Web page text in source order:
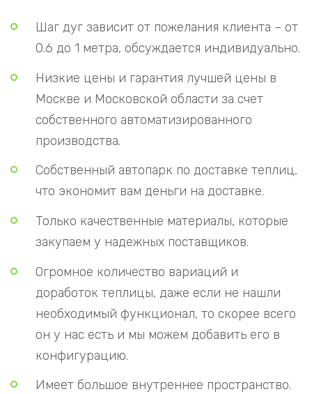
Шаг дуг зависит от пожелания клиента – от
0.6 до 1 метра, обсуждается индивидуально.
Низкие цены и гарантия лучшей цены в
Москве и Московской области за счет
собственного автоматизированного
производства.
Собственный автопарк по доставке теплиц,
что экономит вам деньги на доставке.
Только качественные материалы, которые
закупаем у надежных поставщиков.
Огромное количество вариаций и
доработок теплицы, даже если не нашли
необходимый функционал, то скорее всего
он у нас есть и мы можем добавить его в
конфигурацию.
Имеет большое внутреннее пространство.